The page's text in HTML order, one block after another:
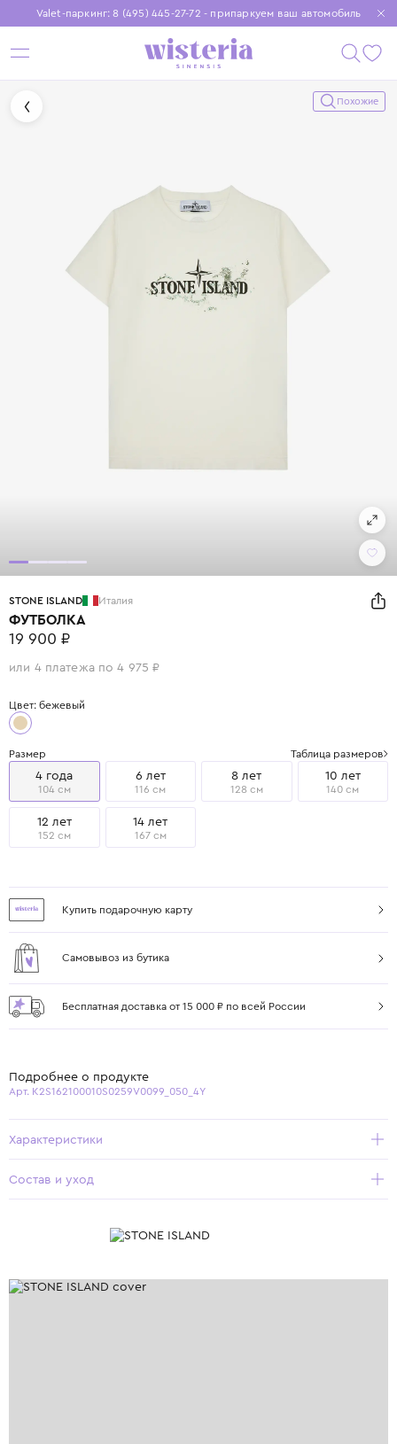
Valet-паркинг: 8 (495) 445-27-72 - припаркуем ваш автомобиль
Бесплатная доставка при заказе от 15 000 ₽
Установите приложение, чтобы покупки были еще удобнее
Похожие
STONE ISLAND Италия
ФУТБОЛКА
19 900 ₽
или 4 платежа по 4 975 ₽
Цвет: бежевый
Размер Таблица размеров
4 года
104 см
6 лет
116 см
8 лет
128 см
10 лет
140 см
12 лет
152 см
14 лет
167 см
Купить подарочную карту
Самовывоз из бутика
Бесплатная доставка от 15 000 ₽ по всей России
Подробнее о продукте
Арт. K2S162100010S0259V0099_050_4Y
Характеристики
Состав и уход